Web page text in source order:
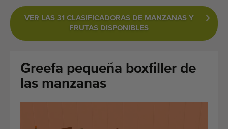
Maquinas
Sobre nosotros
VER LAS 31 CLASIFICADORAS DE MANZANAS Y
FRUTAS DISPONIBLES
Greefa pequeña boxfiller de
las manzanas